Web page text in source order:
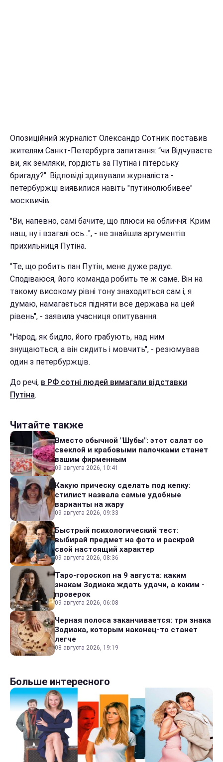
Опозиційний журналіст Олександр Сотник поставив
жителям Санкт-Петербурга запитання: “чи Відчуваєте
ви, як земляки, гордість за Путіна і пітерську
бригаду?". Відповіді здивували журналіста -
петербуржці виявилися навіть "путинолюбивее"
москвичів.
"Ви, напевно, самі бачите, що плюси на обличчя: Крим
наш, ну і взагалі ось...", - не знайшла аргументів
прихильниця Путіна.
“Те, що робить пан Путін, мене дуже радує.
Сподіваюся, його команда робить те ж саме. Він на
такому високому рівні тону знаходиться сам і, я
думаю, намагається підняти все держава на цей
рівень", - заявила учасниця опитування.
"Народ, як бидло, його грабують, над ним
знущаються, а він сидить і мовчить", - резюмував
один з петербуржців.
До речі, в РФ сотні людей вимагали відставки
Путіна.
Читайте также
Вместо обычной "Шубы": этот салат со
свеклой и крабовыми палочками станет
вашим фирменным
09 августа 2026, 10:41
Какую прическу сделать под кепку:
стилист назвала самые удобные
варианты на жару
09 августа 2026, 09:33
Быстрый психологический тест:
выбирай предмет на фото и раскрой
свой настоящий характер
09 августа 2026, 08:36
Таро-гороскоп на 9 августа: каким
знакам Зодиака ждать удачи, а каким -
проверок
09 августа 2026, 06:08
Черная полоса заканчивается: три знака
Зодиака, которым наконец-то станет
легче
08 августа 2026, 19:19
Больше интересного